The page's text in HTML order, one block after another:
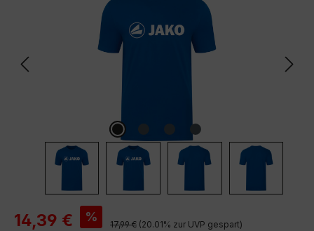
Verkaufspreis:
14,39 € % Regulärer Preis:
17,99 € (20.01% zur UVP gespart)